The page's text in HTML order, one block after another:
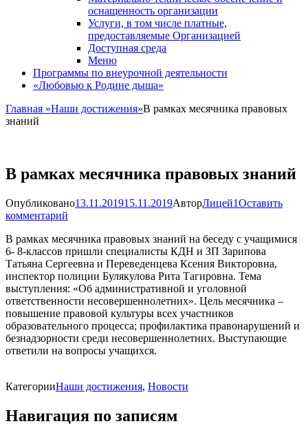
оснащенность организации
Услуги, в том числе платные,
предоставляемые Организацией
Доступная среда
Меню
Программы по внеурочной деятельности
«Любовью к Родине дыша»
Главная »Наши достижения»В рамках месячника правовых
знаний
В рамках месячника правовых знаний
Опубликовано13.11.201915.11.2019АвторЛицей1Оставить
комментарий
В рамках месячника правовых знаний на беседу с учащимися
6- 8-классов пришли специалисты КДН и ЗП Зарипова
Татьяна Сергеевна и Переведенцева Ксения Викторовна,
инспектор полиции Булякулова Рита Тагировна. Тема
выступления: «Об административной и уголовной
ответственности несовершеннолетних». Цель месячника –
повышение правовой культуры всех участников
образовательного процесса; профилактика правонарушений и
безнадзорности среди несовершеннолетних. Выступающие
ответили на вопросы учащихся.
КатегорииНаши достижения, Новости
Навигация по записям